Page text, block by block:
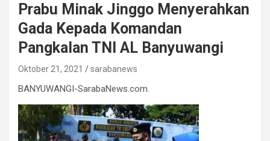
Prabu Minak Jinggo Menyerahkan
Gada Kepada Komandan
Pangkalan TNI AL Banyuwangi
Oktober 21, 2021 sarabanews
BANYUWANGI-SarabaNews.com.